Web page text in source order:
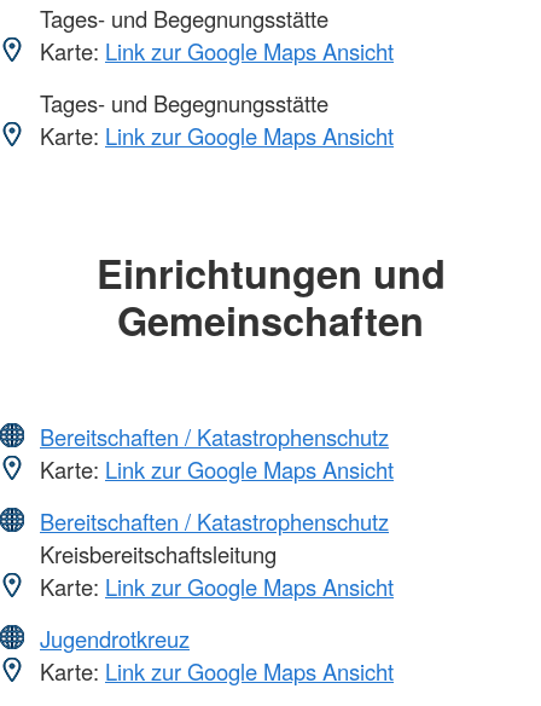
Tages- und Begegnungsstätte
Karte: Link zur Google Maps Ansicht
Tages- und Begegnungsstätte
Karte: Link zur Google Maps Ansicht
Einrichtungen und
Gemeinschaften
Bereitschaften / Katastrophenschutz
Karte: Link zur Google Maps Ansicht
Bereitschaften / Katastrophenschutz
Kreisbereitschaftsleitung
Karte: Link zur Google Maps Ansicht
Jugendrotkreuz
Karte: Link zur Google Maps Ansicht